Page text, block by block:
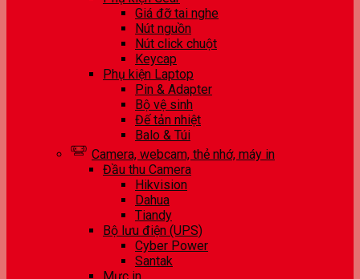
Giá đỡ tai nghe
Nút nguồn
Nút click chuột
Keycap
Phụ kiện Laptop
Pin & Adapter
Bộ vệ sinh
Đế tản nhiệt
Balo & Túi
Camera, webcam, thẻ nhớ, máy in
Đầu thu Camera
Hikvision
Dahua
Tiandy
Bộ lưu điện (UPS)
Cyber Power
Santak